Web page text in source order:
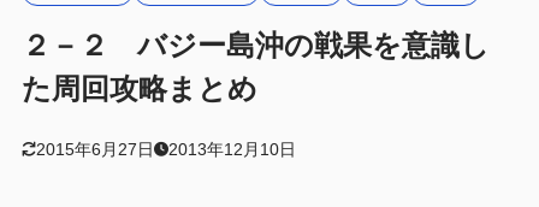
２－２ バジー島沖の戦果を意識し
た周回攻略まとめ
2015年6月27日 2013年12月10日
バジー島沖攻略のまとめ/ドロップについて